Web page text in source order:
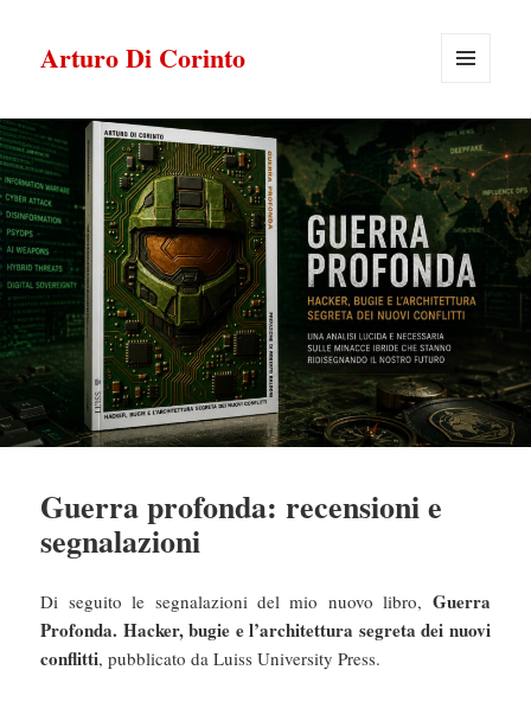
Arturo Di Corinto
WIDGET
Guerra profonda: recensioni e
segnalazioni
Di seguito le segnalazioni del mio nuovo libro, Guerra
Profonda. Hacker, bugie e l’architettura segreta dei nuovi
conflitti, pubblicato da Luiss University Press.